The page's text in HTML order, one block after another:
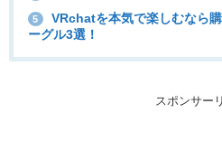
5
VRchatを本気で楽しむなら
ーグル3選！
スポンサー